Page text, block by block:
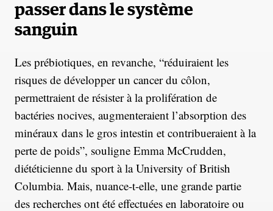
passer dans le système
sanguin
Les prébiotiques, en revanche, “réduiraient les
risques de développer un cancer du côlon,
permettraient de résister à la prolifération de
bactéries nocives, augmenteraient l’absorption des
minéraux dans le gros intestin et contribueraient à la
perte de poids”, souligne Emma McCrudden,
diététicienne du sport à la University of British
Columbia. Mais, nuance-t-elle, une grande partie
des recherches ont été effectuées en laboratoire ou